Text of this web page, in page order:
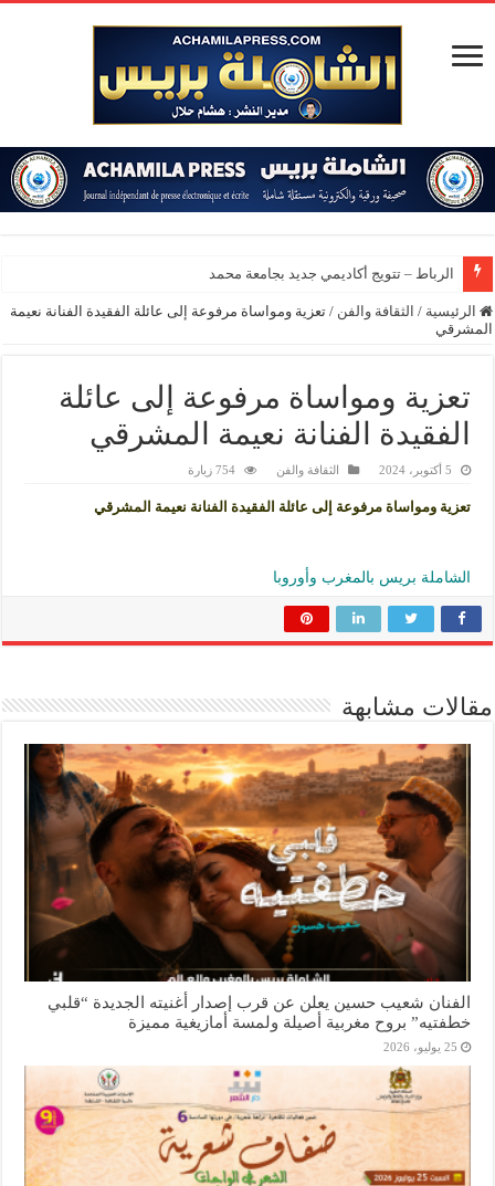
الرباط – تتويج أكاديمي جديد بجامعة محمد الخامس
الرئيسية / الثقافة والفن / تعزية ومواساة مرفوعة إلى عائلة الفقيدة الفنانة نعيمة
المشرقي
تعزية ومواساة مرفوعة إلى عائلة
الفقيدة الفنانة نعيمة المشرقي
5 أكتوبر، 2024 الثقافة والفن 754 زيارة
تعزية ومواساة مرفوعة إلى عائلة الفقيدة الفنانة نعيمة المشرقي
الشاملة بريس بالمغرب وأوروبا
مقالات مشابهة
الفنان شعيب حسين يعلن عن قرب إصدار أغنيته الجديدة “قلبي
خطفتيه” بروح مغربية أصيلة ولمسة أمازيغية مميزة
25 يوليو، 2026